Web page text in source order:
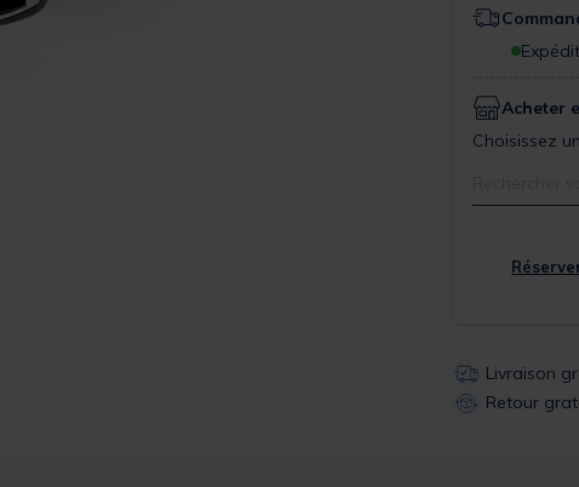
Acheter
Choisissez
Livraison
Retour